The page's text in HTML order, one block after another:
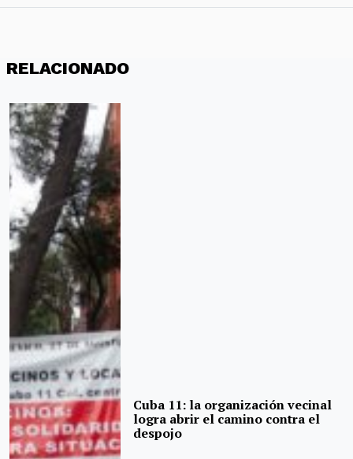
RELACIONADO
Cuba 11: la organización vecinal
logra abrir el camino contra el
despojo